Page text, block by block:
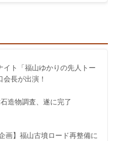
イト「福山ゆかりの先人トー
長が出演！
造物調査、遂に完了
画】福山古墳ロード再整備に